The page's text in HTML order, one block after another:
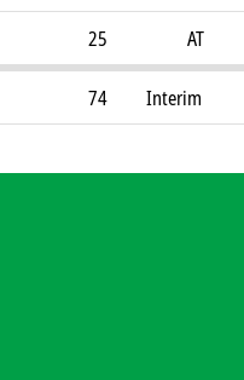
25 AT
74
Interim